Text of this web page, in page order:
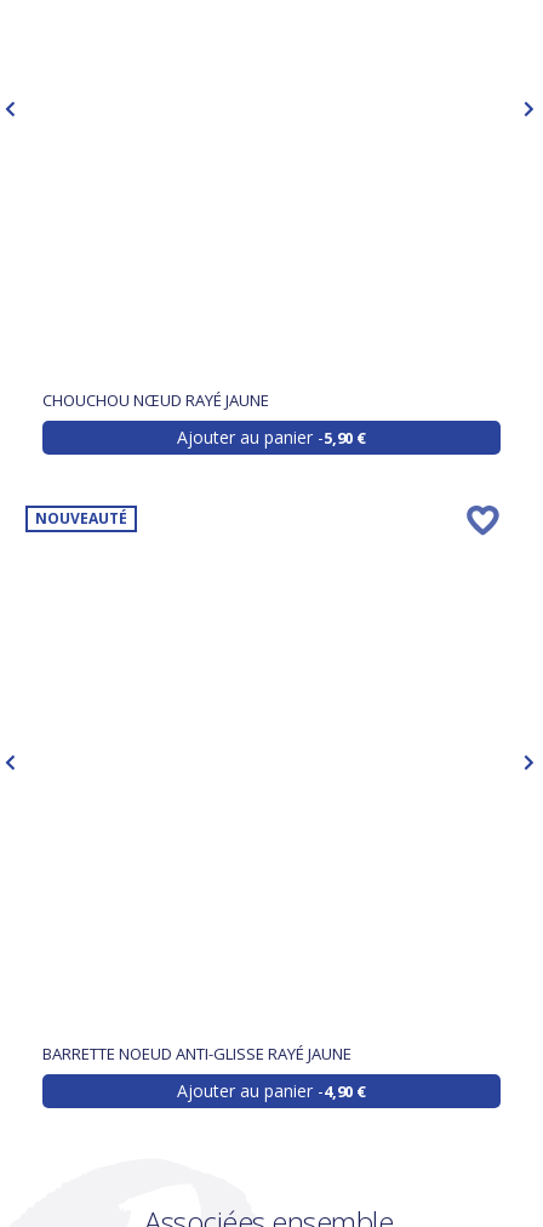
CHOUCHOU NŒUD RAYÉ JAUNE
Ajouter au panier 5,90 €
NOUVEAUTÉ
BARRETTE NOEUD ANTI-GLISSE RAYÉ JAUNE
Ajouter au panier 4,90 €